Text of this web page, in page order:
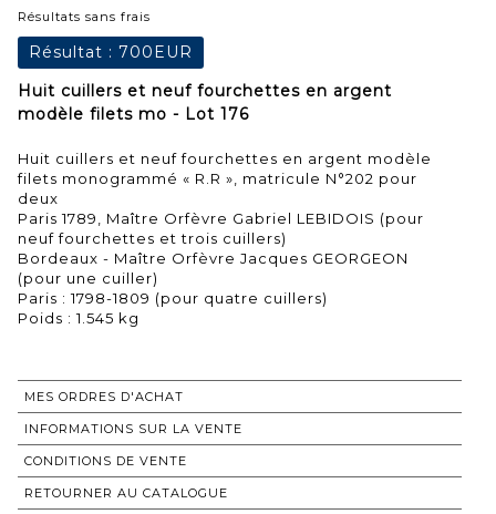
Résultats sans frais
Résultat : 700EUR
Huit cuillers et neuf fourchettes en argent
modèle filets mo - Lot 176
Huit cuillers et neuf fourchettes en argent modèle
filets monogrammé « R.R », matricule N°202 pour
deux
Paris 1789, Maître Orfèvre Gabriel LEBIDOIS (pour
neuf fourchettes et trois cuillers)
Bordeaux - Maître Orfèvre Jacques GEORGEON
(pour une cuiller)
Paris : 1798-1809 (pour quatre cuillers)
Poids : 1.545 kg
MES ORDRES D'ACHAT
INFORMATIONS SUR LA VENTE
CONDITIONS DE VENTE
RETOURNER AU CATALOGUE